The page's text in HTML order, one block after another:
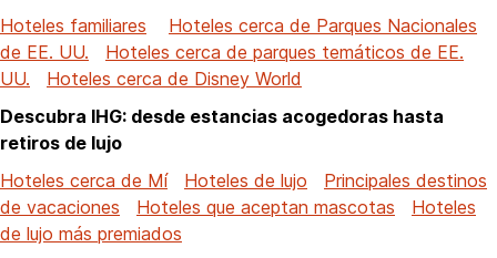
Hoteles familiares
Hoteles cerca de Parques Nacionales
de EE. UU.
Hoteles cerca de parques temáticos de EE.
UU.
Hoteles cerca de Disney World
Descubra IHG: desde estancias acogedoras hasta
retiros de lujo
Hoteles cerca de Mí
Hoteles de lujo
Principales destinos
de vacaciones
Hoteles que aceptan mascotas
Hoteles
de lujo más premiados